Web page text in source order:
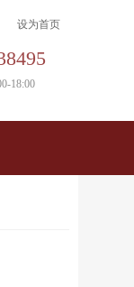
设为首页
18:00